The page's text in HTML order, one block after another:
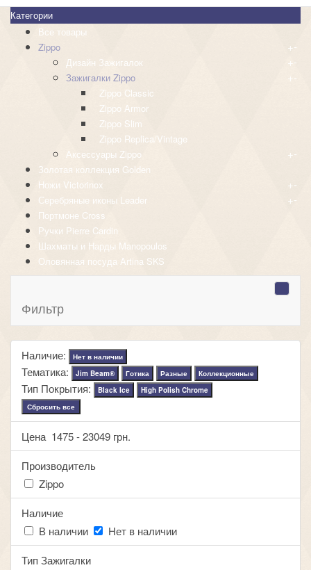
Категории
Все товары
Zippo
+-
Дизайн Зажигалок +-
Зажигалки Zippo +-
Zippo Classic
Zippo Armor
Zippo Slim
Zippo Replica/Vintage
Аксессуары Zippo
+-
Золотая коллекция Golden
Ножи Victorinox
+-
Серебряные иконы Leader +-
Портмоне Cross
Ручки Pierre Cardin
Шахматы и Нарды Manopoulos
Оловянная посуда Artina SKS
Фильтр
Наличие: Нет в наличии
Тематика: Jim Beam® Готика Разные Коллекционные
Тип Покрытия: Black Ice
High Polish Chrome
Сбросить все
Цена 1475-23049 грн.
Производитель
Zippo
Наличие
В наличии
Нет в наличии
Тип Зажигалки